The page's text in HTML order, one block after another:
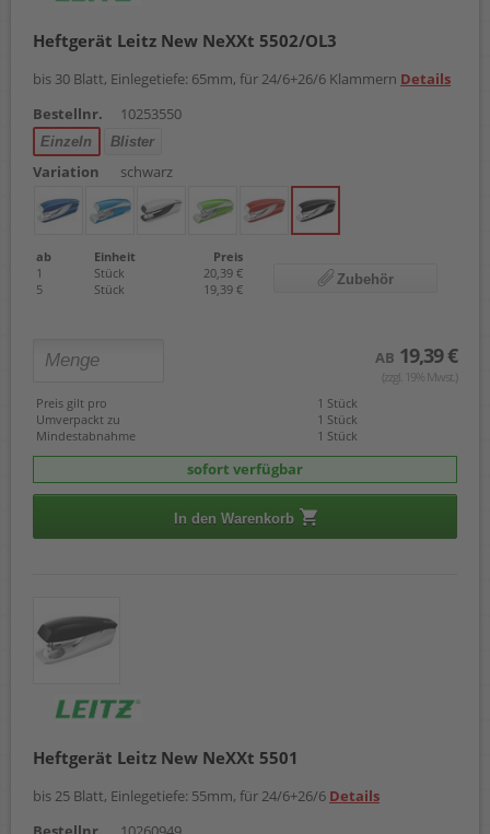
Heftgerät Leitz New NeXXt 5502/OL3
bis 30 Blatt, Einlegetiefe: 65mm, für 24/6+26/6 Klammern Details
Bestellnr.
10253550
Einzeln Blister
Variation schwarz
ab Einheit
Preis
1
Stück
20,39 €
5
Stück 19,39 €
Zubehör
AB 19,39 €
(zzgl. 19% Mwst.)
Preis gilt pro
1 Stück
Umverpackt zu
1 Stück
Mindestabnahme
1 Stück
sofort verfügbar
In den Warenkorb
Heftgerät Leitz New NeXXt 5501
bis 25 Blatt, Einlegetiefe: 55mm, für 24/6+26/6 Details